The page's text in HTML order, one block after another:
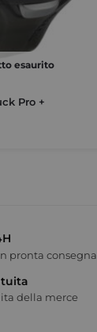
esaurito
Pro +
pronta consegna
della merce